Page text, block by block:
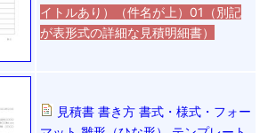
イトルあり）（件名が上）01（別記
が表形式の詳細な見積明細書）
見積書 書き方 書式・様式・フォー